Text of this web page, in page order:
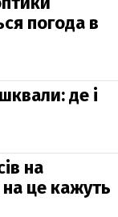
погода в
де і
на
це кажуть